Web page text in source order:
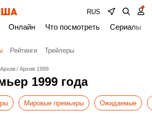
RUS
Онлайн Что посмотреть Сериалы
Рейтинги Трейлеры
Архив Архив 1999
1999 года
Мировые премьеры Ожидаемые